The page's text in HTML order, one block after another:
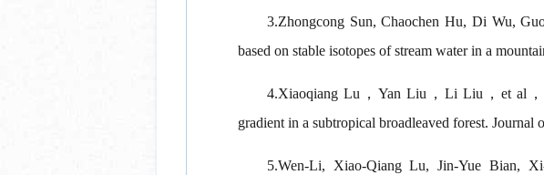
3.Zhongcong Sun, Chaochen Hu, Di Wu,
based on stable isotopes of stream water in a
4.Xiaoqiang Lu，Yan Liu，Li Liu，et al，
gradient in a subtropical broadleaved forest.
5.Wen-Li, Xiao-Qiang Lu, Jin-Yue Bian,